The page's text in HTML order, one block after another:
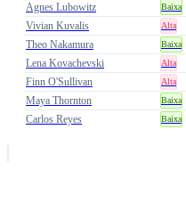
Agnes Lubowitz
Baixa
Vivian Kuvalis
Alta
Theo Nakamura
Baixa
Lena Kovachevski
Alta
Finn O'Sullivan
Alta
Maya Thornton
Baixa
Carlos Reyes
Baixa